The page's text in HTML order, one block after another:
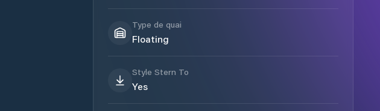
Type de quai
Floating
Style Stern To
Yes